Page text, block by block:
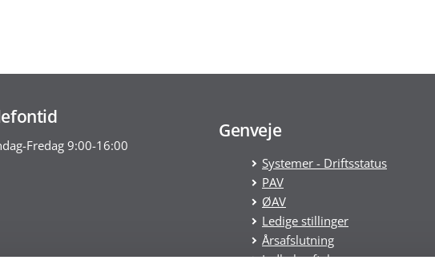
Fredag 9:00-16:00
Genveje
Systemer - Driftsstatus
PAV
ØAV
Ledige stillinger
Årsafslutning
Indkøbsaftaler